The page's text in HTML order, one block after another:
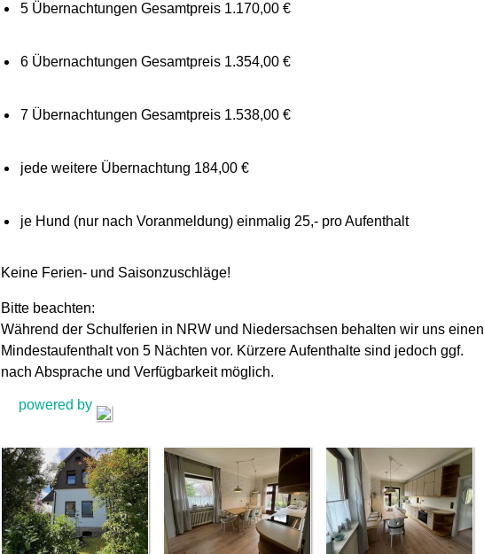
5 Übernachtungen Gesamtpreis 1.170,00 €
6 Übernachtungen Gesamtpreis 1.354,00 €
7 Übernachtungen Gesamtpreis 1.538,00 €
jede weitere Übernachtung 184,00 €
je Hund (nur nach Voranmeldung) einmalig 25,- pro Aufenthalt
Keine Ferien- und Saisonzuschläge!
Bitte beachten:
Während der Schulferien in NRW und Niedersachsen behalten wir uns einen
Mindestaufenthalt von 5 Nächten vor. Kürzere Aufenthalte sind jedoch ggf.
nach Absprache und Verfügbarkeit möglich.
powered by